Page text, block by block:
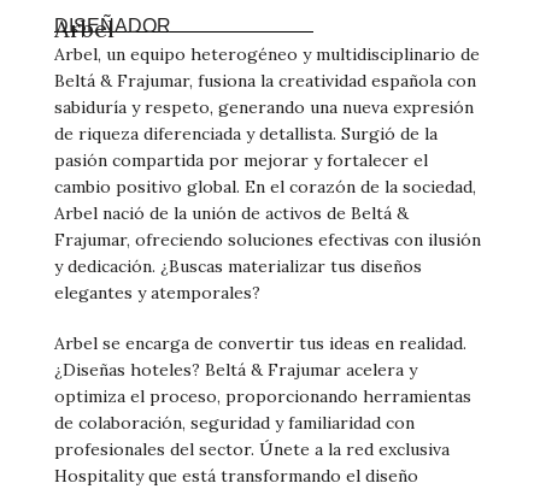
Arbel
DISEÑADOR
Arbel, un equipo heterogéneo y multidisciplinario de
Beltá & Frajumar, fusiona la creatividad española con
sabiduría y respeto, generando una nueva expresión
de riqueza diferenciada y detallista. Surgió de la
pasión compartida por mejorar y fortalecer el
cambio positivo global. En el corazón de la sociedad,
Arbel nació de la unión de activos de Beltá &
Frajumar, ofreciendo soluciones efectivas con ilusión
y dedicación. ¿Buscas materializar tus diseños
elegantes y atemporales?
Arbel se encarga de convertir tus ideas en realidad.
¿Diseñas hoteles? Beltá & Frajumar acelera y
optimiza el proceso, proporcionando herramientas
de colaboración, seguridad y familiaridad con
profesionales del sector. Únete a la red exclusiva
Hospitality que está transformando el diseño